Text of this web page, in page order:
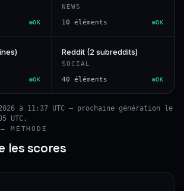
OK
NEWS
10 éléments OK
OK
Reddit (2 subreddits)
SOCIAL
40 éléments OK
à 11:37 UTC — prochaine génération le
UTC.
MÉTHODE
les scores